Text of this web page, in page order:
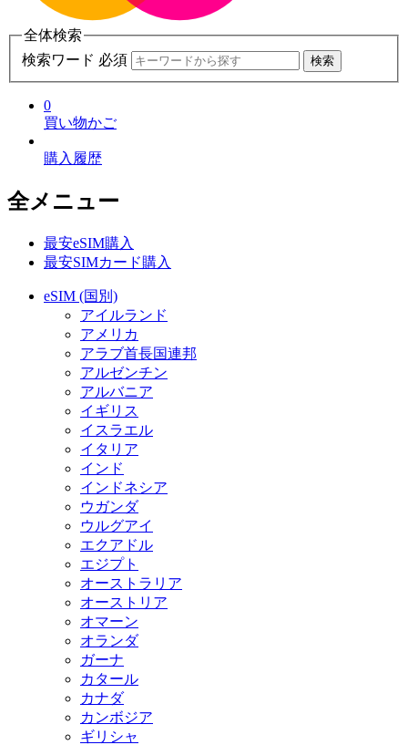
全体検索
検索ワード 必須
検索
0
買い物かご
購入履歴
全メニュー
最安eSIM購入
最安SIMカード購入
eSIM (国別)
アイルランド
アメリカ
アラブ首長国連邦
アルゼンチン
アルバニア
イギリス
イスラエル
イタリア
インド
インドネシア
ウガンダ
ウルグアイ
エクアドル
エジプト
オーストラリア
オーストリア
オマーン
オランダ
ガーナ
カタール
カナダ
カンボジア
ギリシャ